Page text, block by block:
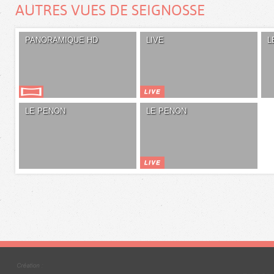
AUTRES VUES DE SEIGNOSSE
PANORAMIQUE HD LIVE
LE PENON LE PENON